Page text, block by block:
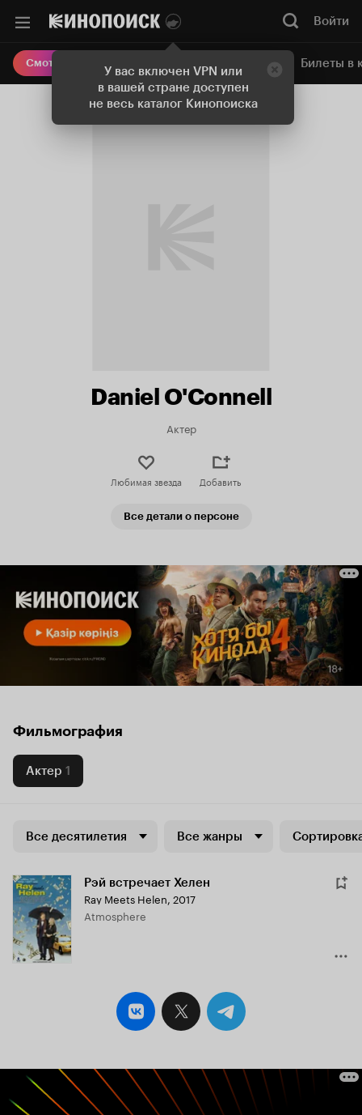
У вас включен VPN или
в вашей стране доступен
не весь каталог Кинопоиска
Войти
Смотреть кино Онлайн-кинотеатр Билеты в
Daniel O'Connell
Актер
Любимая звезда Добавить
Все детали о персоне
Фильмография
Актер 1
Все десятилетия Все жанры
Рэй встречает Хелен
Ray Meets Helen, 2017
Atmosphere